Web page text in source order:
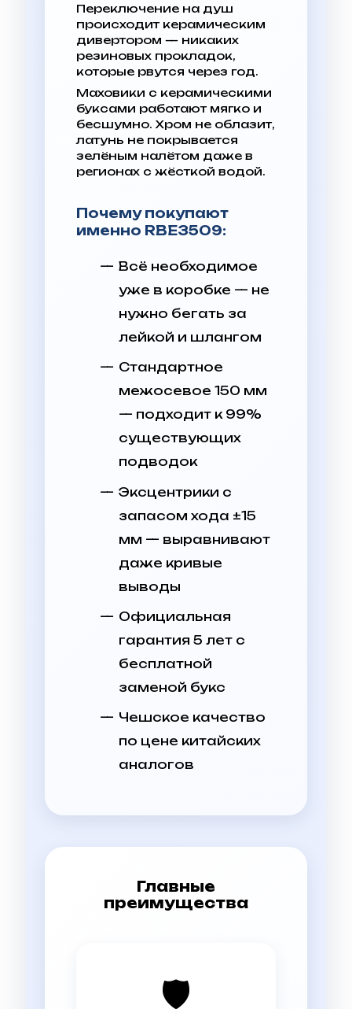
Переключение на душ
происходит керамическим
дивертором — никаких
резиновых прокладок,
которые рвутся через год.
Маховики с керамическими
буксами работают мягко и
бесшумно. Хром не облазит,
латунь не покрывается
зелёным налётом даже в
регионах с жёсткой водой.
Почему покупают
именно RBE3509:
Всё необходимое
уже в коробке — не
нужно бегать за
лейкой и шлангом
Стандартное
межосевое 150 мм
— подходит к 99%
существующих
подводок
Эксцентрики с
запасом хода ±15
мм — выравнивают
даже кривые
выводы
Официальная
гарантия 5 лет с
бесплатной
заменой букс
Чешское качество
по цене китайских
аналогов
Главные
преимущества
🛡️